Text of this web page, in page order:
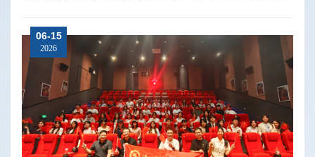
经验丰富、配合默契，以稳健的战术牢牢稳住节奏。双方攻防转换迅速，
激烈的篮板争夺...
06-15
2026